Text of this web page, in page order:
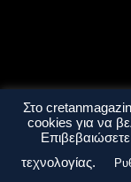
Στο
cookies για να
τεχνολογίας.